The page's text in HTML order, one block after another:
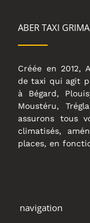
ABER TAXI
Créée en 2012,
de taxi qui agit
à Bégard,
Moustéru,
assurons tous
climatisés,
places, en
navigation